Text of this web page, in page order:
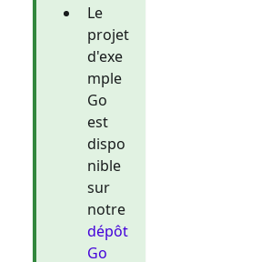
Le
projet
d'exe
mple
Go
est
dispo
nible
sur
notre
dépôt
Go